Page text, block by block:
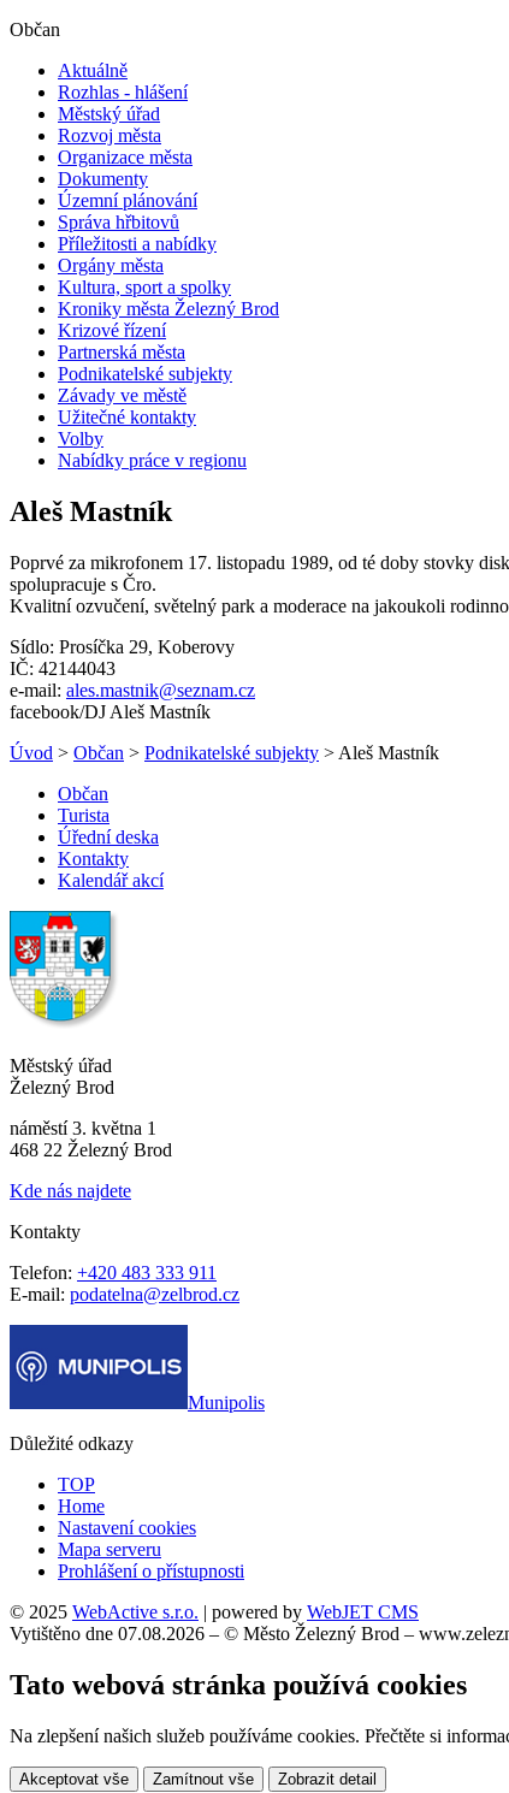
Občan
Aktuálně
Rozhlas - hlášení
Městský úřad
Rozvoj města
Organizace města
Dokumenty
Územní plánování
Správa hřbitovů
Příležitosti a nabídky
Orgány města
Kultura, sport a spolky
Kroniky města Železný Brod
Krizové řízení
Partnerská města
Podnikatelské subjekty
Závady ve městě
Užitečné kontakty
Volby
Nabídky práce v regionu
Aleš Mastník
Poprvé za mikrofonem 17. listopadu 1989, od té doby stovky
spolupracuje s Čro.
Kvalitní ozvučení, světelný park a moderace na jakoukoli
Sídlo: Prosíčka 29, Koberovy
IČ: 42144043
e-mail: ales.mastnik@seznam.cz
facebook/DJ Aleš Mastník
Úvod > Občan > Podnikatelské subjekty > Aleš Mastník
Občan
Turista
Úřední deska
Kontakty
Kalendář akcí
Městský úřad
Železný Brod
náměstí 3. května 1
468 22 Železný Brod
Kde nás najdete
Kontakty
Telefon: +420 483 333 911
E-mail: podatelna@zelbrod.cz
Munipolis
Důležité odkazy
TOP
Home
Nastavení cookies
Mapa serveru
Prohlášení o přístupnosti
© 2025 WebActive s.r.o. | powered by WebJET CMS
Vytištěno dne 07.08.2026 – © Město Železný Brod –
Tato webová stránka používá cookies
Na zlepšení našich služeb používáme cookies. Přečtěte si
Akceptovat vše Zamítnout vše Zobrazit detail